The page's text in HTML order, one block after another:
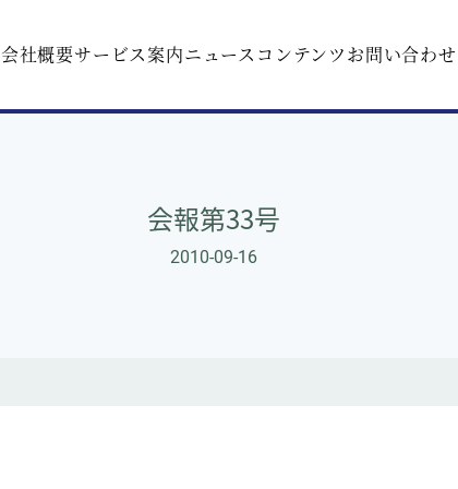
会社概要サービス案内ニュース コンテンツお問い合わせ
会報第33号
2010-09-16